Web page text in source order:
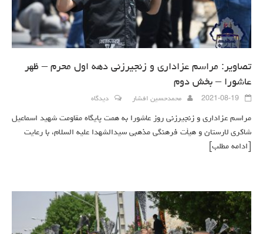
تصاویر: مراسم عزاداری و زنجیرزنی دهه اول محرم – ظهر
عاشورا – بخش دوم
2021-08-19 محمدحسین افشار دیدگاه
مراسم عزاداری و زنجیرزنی روز عاشورا به همت پایگاه مقاومت شهید اسماعیل
شاکری لارستان و هیأت فرهنگی مذهبی سیدالشهدا علیه السلام، با رعایت
[ادامه مطلب]